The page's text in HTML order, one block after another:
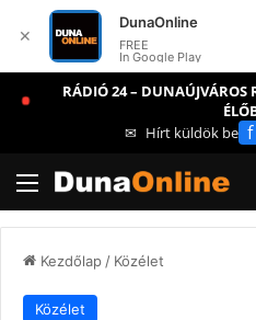
RÁDIÓ 24 – DUNAÚJVÁROS
✉ Hírt küldök be f
Menü
Kezdőlap/ Közélet
Közélet
✕
DunaOnline
FREE
In Google Play